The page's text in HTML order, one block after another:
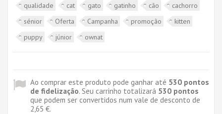
qualidade
cat gato gatinho cão
cachorro
sénior
Oferta Campanha promoção
kitten
puppy
júnior ownat
Ao comprar este produto pode ganhar até 530 pontos
de fidelização. Seu carrinho totalizará 530 pontos
que podem ser convertidos num vale de desconto de
2,65 €.